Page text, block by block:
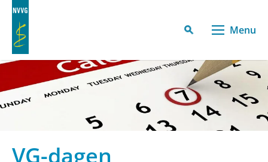
Menu
VG-dagen